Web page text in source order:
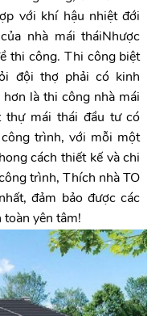
với khí hậu nhiệt đới
nhà mái tháiNhược
thi công. Thi công biệt
đội thợ phải có kinh
là thi công nhà mái
thự mái thái đầu tư có
trình, với mỗi một
cách thiết kế và chi
trình, Thích nhà TO
đảm bảo được các
yên tâm!